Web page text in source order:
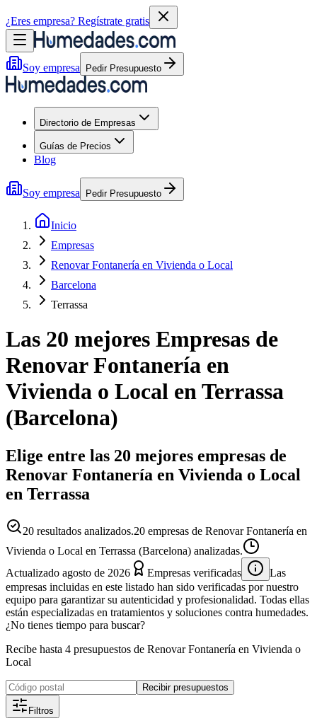
¿Eres empresa? Regístrate gratis
Soy empresa Pedir Presupuesto
Directorio de Empresas
Guías de Precios
Blog
Soy empresa Pedir Presupuesto
Inicio
Empresas
Renovar Fontanería en Vivienda o Local
Barcelona
Terrassa
Las 20 mejores Empresas de
Renovar Fontanería en
Vivienda o Local enTerrassa
(Barcelona)
Elige entre las 20 mejores empresas de
Renovar Fontanería en Vivienda o Local
en Terrassa
20 resultados analizados.20 empresas de Renovar Fontanería en
Vivienda o Local en Terrassa (Barcelona) analizadas.
Actualizado agosto de 2026 Empresas verificadas
Las
empresas incluidas en este listado han sido verificadas por nuestro
equipo para garantizar su autenticidad y profesionalidad. Todas ellas
están especializadas en tratamientos y soluciones contra humedades.
¿No tienes tiempo para buscar?
Recibe hasta 4 presupuestos de Renovar Fontanería en Vivienda o
Local
Recibir presupuestos
Filtros